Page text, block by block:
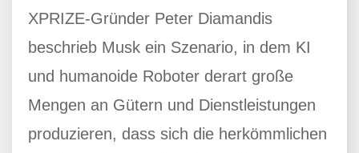
XPRIZE-Gründer Peter Diamandis
beschrieb Musk ein Szenario, in dem KI
und humanoide Roboter derart große
Mengen an Gütern und Dienstleistungen
produzieren, dass sich die herkömmlichen